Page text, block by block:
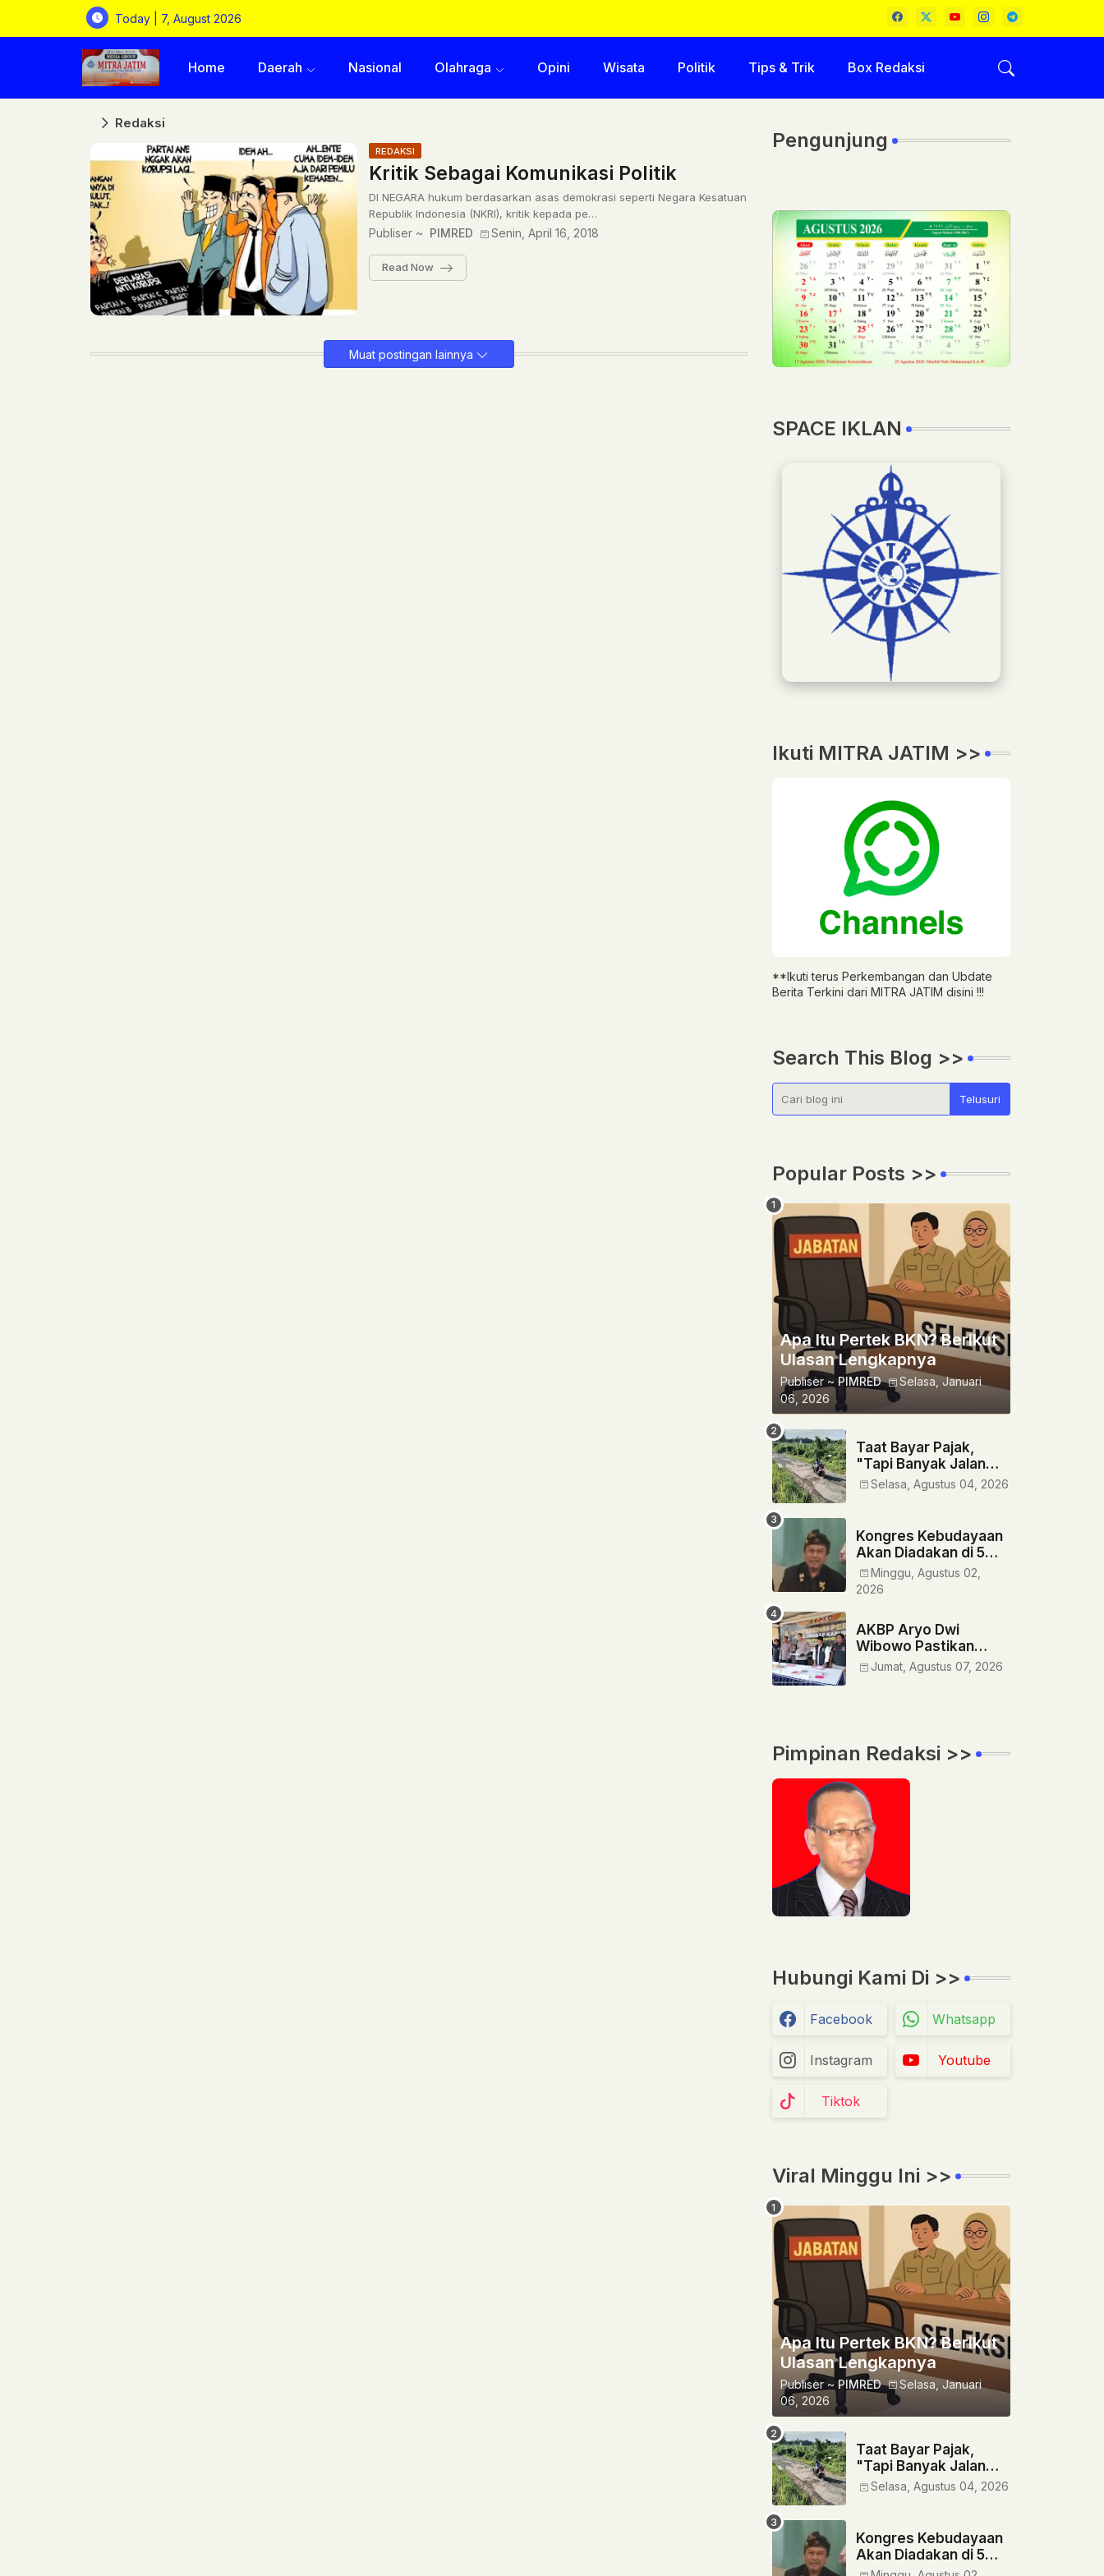
Today | 7, August 2026
Home Daerah Nasional Olahraga Opini Wisata Politik Tips & Trik Box Redaksi
Redaksi
REDAKSI
Kritik Sebagai Komunikasi Politik
DI NEGARA hukum berdasarkan asas demokrasi seperti Negara Kesatuan
Republik Indonesia (NKRI), kritik kepada pe…
Publiser ~ PIMRED Senin, April 16, 2018
Read Now
Muat postingan lainnya
Pengunjung
SPACE IKLAN
Ikuti MITRA JATIM >>
**Ikuti terus Perkembangan dan Ubdate
Berita Terkini dari MITRA JATIM disini !!!
Search This Blog >>
Popular Posts >>
Apa Itu Pertek BKN? Berikut
Ulasan Lengkapnya
Publiser ~ PIMRED
Selasa, Januari
06, 2026
Taat Bayar Pajak,
"Tapi Banyak Jalan
Rusak" Siapa Yang
Bertanggung Jawab?
Selasa, Agustus 04, 2026
‎Kongres Kebudayaan
Akan Diadakan di 5
Provinsi
Minggu, Agustus 02,
2026
AKBP Aryo Dwi
Wibowo Pastikan
Kasus Pembacokan di
Jumat, Agustus 07, 2026
Pimpinan Redaksi >>
Hubungi Kami Di >>
Facebook Whatsapp
Instagram Youtube
Tiktok
Viral Minggu Ini >>
Apa Itu Pertek BKN? Berikut
Ulasan Lengkapnya
Publiser ~ PIMRED
Selasa, Januari
06, 2026
Taat Bayar Pajak,
"Tapi Banyak Jalan
Rusak" Siapa Yang
Selasa, Agustus 04, 2026
‎Kongres Kebudayaan
Akan Diadakan di 5
Provinsi